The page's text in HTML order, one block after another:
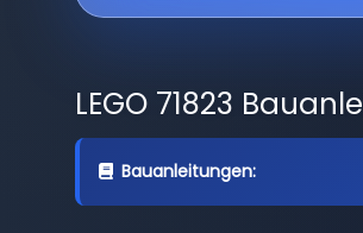
LEGO 71823
Bauanleitungen: